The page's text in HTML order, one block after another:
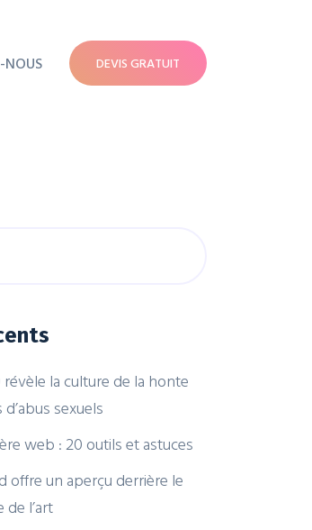
NOUS DEVIS GRATUIT
révèle la culture de la honte
sexuels
web : 20 outils et astuces
offre un aperçu derrière le
l’art